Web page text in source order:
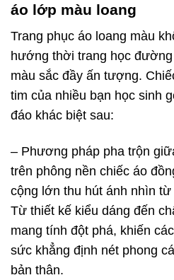
áo lớp màu loang
Trang phục áo loang màu
hướng thời trang học
màu sắc đầy ấn tượng.
tim của nhiều bạn học sinh
đáo khác biệt sau:
– Phương pháp pha trộn
trên phông nền chiếc áo
cộng lớn thu hút ánh nhìn
Từ thiết kế kiểu dáng đến
mang tính đột phá, khiến
sức khẳng định nét phong
bản thân.